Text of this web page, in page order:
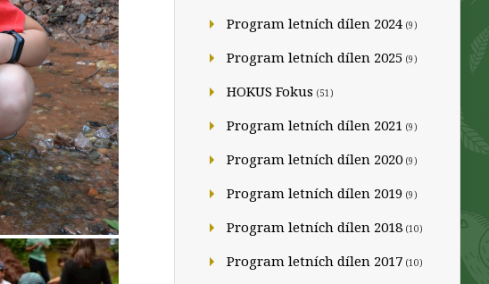
Program letních dílen 2024 (9)
Program letních dílen 2025 (9)
HOKUS Fokus (51)
Program letních dílen 2021 (9)
Program letních dílen 2020 (9)
Program letních dílen 2019 (9)
Program letních dílen 2018 (10)
Program letních dílen 2017 (10)